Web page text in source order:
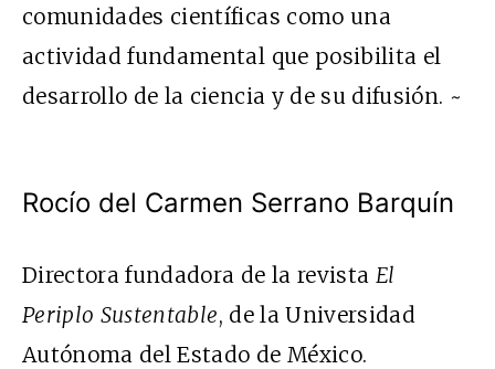
comunidades científicas como una
actividad fundamental que posibilita el
desarrollo de la ciencia y de su difusión. ~
Rocío del Carmen Serrano Barquín
Directora fundadora de la revista El
Periplo Sustentable, de la Universidad
Autónoma del Estado de México.